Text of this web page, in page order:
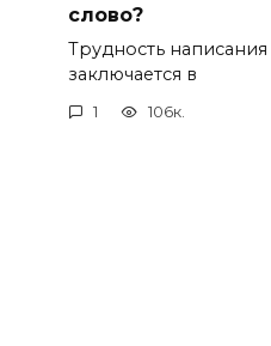
слово?
Трудность написания
заключается в
1 106к.